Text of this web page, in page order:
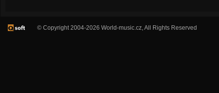
© Copyright 2004-2026 World-music.cz, All Rights Reserved